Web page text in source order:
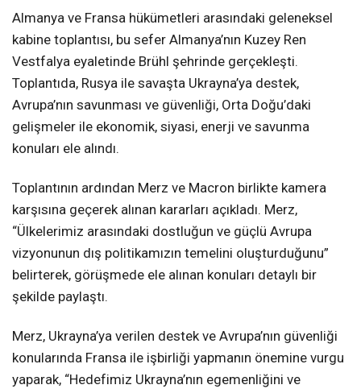
Almanya ve Fransa hükümetleri arasındaki geleneksel
kabine toplantısı, bu sefer Almanya’nın Kuzey Ren
Vestfalya eyaletinde Brühl şehrinde gerçekleşti.
Toplantıda, Rusya ile savaşta Ukrayna’ya destek,
Avrupa’nın savunması ve güvenliği, Orta Doğu’daki
gelişmeler ile ekonomik, siyasi, enerji ve savunma
konuları ele alındı.
Toplantının ardından Merz ve Macron birlikte kamera
karşısına geçerek alınan kararları açıkladı. Merz,
“Ülkelerimiz arasındaki dostluğun ve güçlü Avrupa
vizyonunun dış politikamızın temelini oluşturduğunu”
belirterek, görüşmede ele alınan konuları detaylı bir
şekilde paylaştı.
Merz, Ukrayna’ya verilen destek ve Avrupa’nın güvenliği
konularında Fransa ile işbirliği yapmanın önemine vurgu
yaparak, “Hedefimiz Ukrayna’nın egemenliğini ve